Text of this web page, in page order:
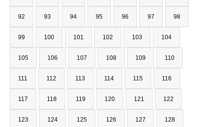
92 93 94 95 96 97 98
99 100 101 102 103 104
105 106 107 108 109 110
111 112 113 114 115 116
117 118 119 120 121 122
123 124 125 126 127 128